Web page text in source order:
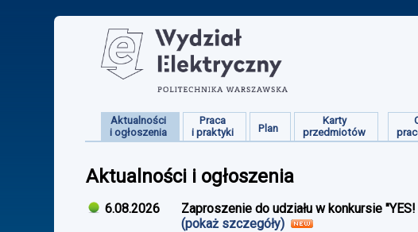
Aktualności
i ogłoszenia
Praca
i praktyki
Plan
Karty
przedmiotów
Aktualności i ogłoszenia
6.08.2026
Zaproszenie do udziału w konkursie
(pokaż szczegóły)